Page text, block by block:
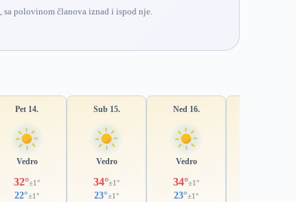
sa polovinom članova iznad i ispod nje.
Pet 14.
Vedro
32°±1°
22°±1°
Sub 15.
Vedro
34°±1°
23°±1°
Ned 16.
Vedro
34°±1°
23°±1°